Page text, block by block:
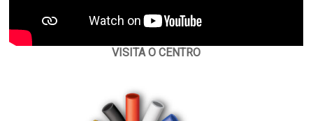
VISITA O CENTRO